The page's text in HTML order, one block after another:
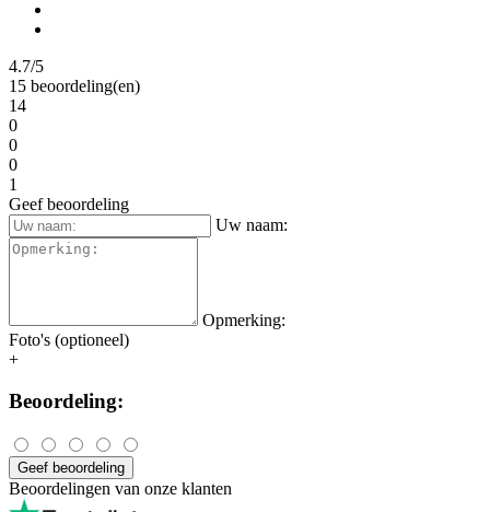
4.7/5
15 beoordeling(en)
14
0
0
0
1
Geef beoordeling
Uw naam:
Opmerking:
Foto's (optioneel)
+
Beoordeling:
Geef beoordeling
Beoordelingen van onze klanten